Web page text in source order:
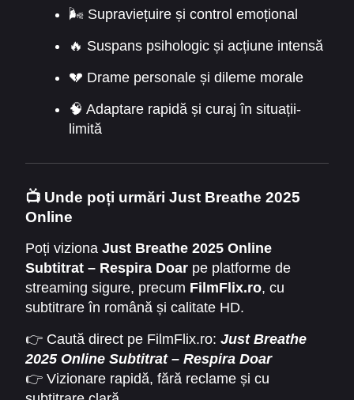
🌬️ Supraviețuire și control emoțional
🔥 Suspans psihologic și acțiune intensă
💔 Drame personale și dileme morale
🧠 Adaptare rapidă și curaj în situații-
limită
📺 Unde poți urmări Just Breathe 2025
Online
Poți viziona Just Breathe 2025 Online
Subtitrat – Respira Doar pe platforme de
streaming sigure, precum FilmFlix.ro, cu
subtitrare în română și calitate HD.
👉 Caută direct pe FilmFlix.ro: Just Breathe
2025 Online Subtitrat – Respira Doar
👉 Vizionare rapidă, fără reclame și cu